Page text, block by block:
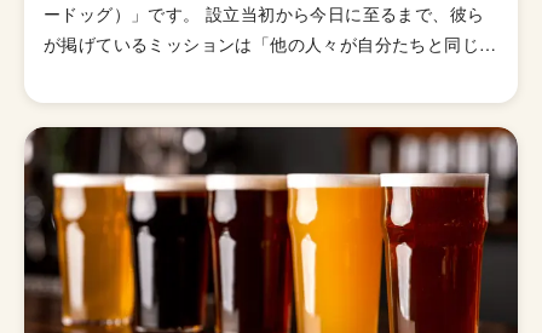
ードッグ）」です。 設立当初から今日に至るまで、彼ら
が掲げているミッションは「他の人々が自分たちと同じよ
ること」 独自の革新的な製法で造りだされる高品質なビ
ールの数々や、独創的なマーケティング術で多くのビール
ファンの心を魅了し続け、設立からわずか2年でスコット
ランド最大の醸造所となり、今や英国売上No.1クラフト
ブルワリーとなりました。